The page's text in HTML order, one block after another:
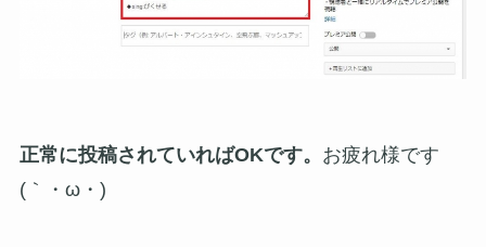
正常に投稿されていればOKです。 お疲れ様です
(｀・ω・)ゞ